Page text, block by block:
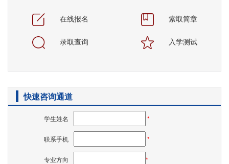
在线报名 索取简章
录取查询 入学测试
快速咨询通道
学生姓名 *
联系手机 *
专业方向 *